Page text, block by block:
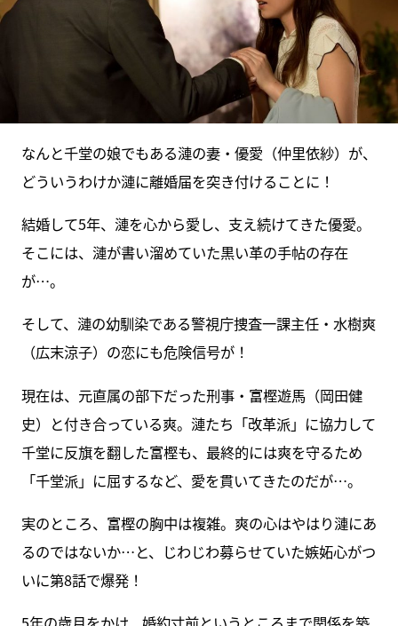
なんと千堂の娘でもある漣の妻・優愛（仲里依紗）が、
どういうわけか漣に離婚届を突き付けることに！
結婚して5年、漣を心から愛し、支え続けてきた優愛。
そこには、漣が書い溜めていた黒い革の手帖の存在
が…。
そして、漣の幼馴染である警視庁捜査一課主任・水樹爽
（広末涼子）の恋にも危険信号が！
現在は、元直属の部下だった刑事・富樫遊馬（岡田健
史）と付き合っている爽。漣たち「改革派」に協力して
千堂に反旗を翻した富樫も、最終的には爽を守るため
「千堂派」に屈するなど、愛を貫いてきたのだが…。
実のところ、富樫の胸中は複雑。爽の心はやはり漣にあ
るのではないか…と、じわじわ募らせていた嫉妬心がつ
いに第8話で爆発！